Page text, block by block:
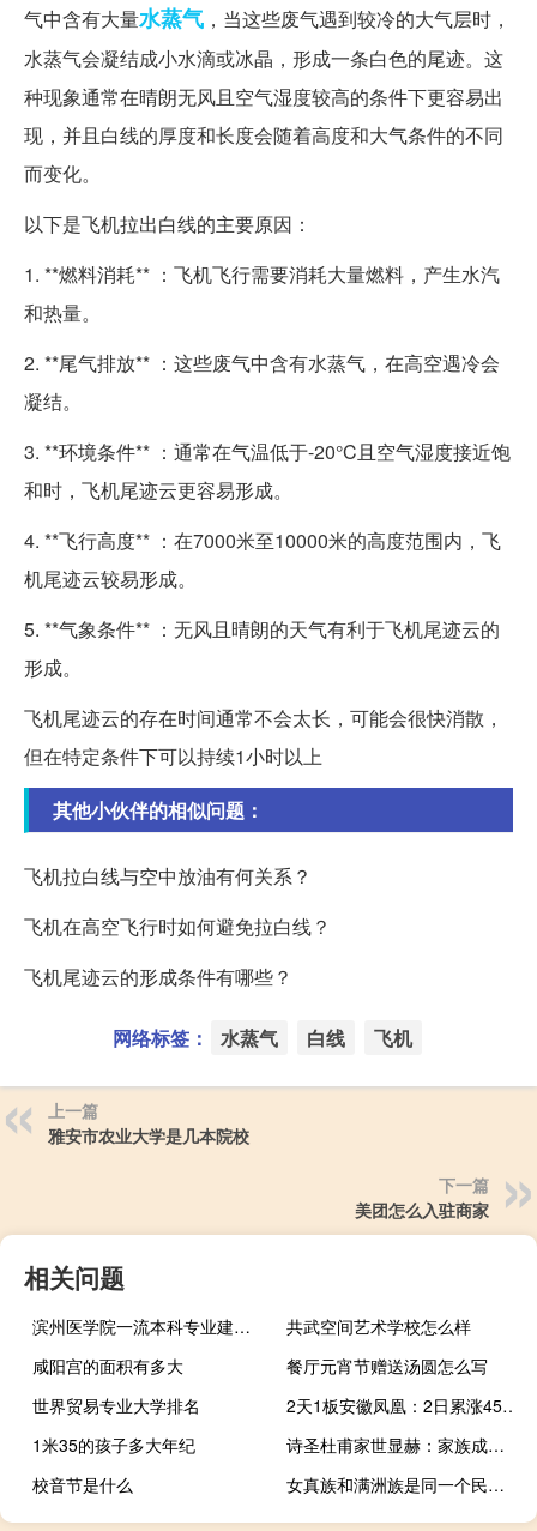
气中含有大量水蒸气 ，当这些废气遇到较冷的大气层时，
水蒸气会凝结成小水滴或冰晶，形成一条白色的尾迹。这
种现象通常在晴朗无风且空气湿度较高的条件下更容易出
现，并且白线的厚度和长度会随着高度和大气条件的不同
而变化。
以下是飞机拉出白线的主要原因：
1. **燃料消耗** ：飞机飞行需要消耗大量燃料，产生水汽
和热量。
2. **尾气排放** ：这些废气中含有水蒸气，在高空遇冷会
凝结。
3. **环境条件** ：通常在气温低于-20°C且空气湿度接近饱
和时，飞机尾迹云更容易形成。
4. **飞行高度** ：在7000米至10000米的高度范围内，飞
机尾迹云较易形成。
5. **气象条件** ：无风且晴朗的天气有利于飞机尾迹云的
形成。
飞机尾迹云的存在时间通常不会太长，可能会很快消散，
但在特定条件下可以持续1小时以上
其他小伙伴的相似问题：
飞机拉白线与空中放油有何关系？
飞机在高空飞行时如何避免拉白线？
飞机尾迹云的形成条件有哪些？
网络标签： 水蒸气 白线 飞机
上一篇
雅安市农业大学是几本院校
下一篇
美团怎么入驻商家
相关问题
滨州医学院一流本科专业建设名单
共武空间艺术学校怎么样
咸阳宫的面积有多大
餐厅元宵节赠送汤圆怎么写
世界贸易专业大学排名
2天1板安徽凤凰：2日累涨45.98%异常波动原因是交易双方自主买卖属于正常市场行为
1米35的孩子多大年纪
诗圣杜甫家世显赫：家族成员为官记录保持近三千年
校音节是什么
女真族和满洲族是同一个民族吗？